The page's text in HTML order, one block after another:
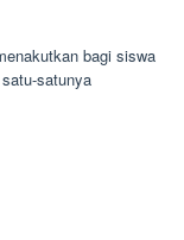
bagi siswa
satunya